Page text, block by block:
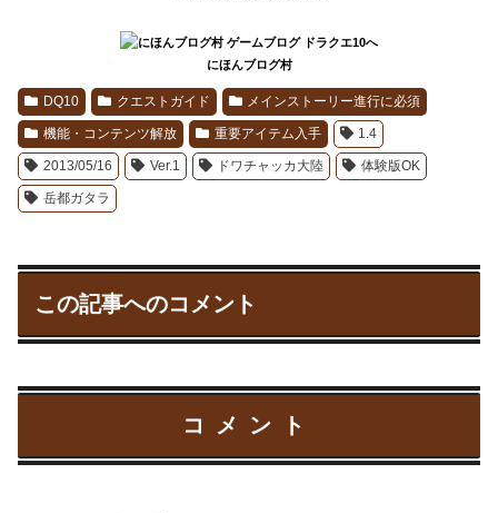
にほんブログ村
DQ10 クエストガイド メインストーリー進行に必須
機能・コンテンツ解放 重要アイテム入手 1.4
2013/05/16 Ver.1 ドワチャッカ大陸 体験版OK
岳都ガタラ
この記事へのコメント
コメント